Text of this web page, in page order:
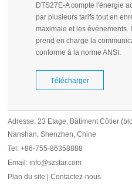
DTS27E-A compte l'énergie
par plusieurs tarifs tout en
maximale et les événements.
prend en charge la
conforme à la norme ANSI.
Télécharger
Adresse: 23 Etage, Bâtiment Côtier
Nanshan, Shenzhen, Chine
Tel: +86-755-86358888
Email: info@szstar.com
Plan du site
|Contactez-nous